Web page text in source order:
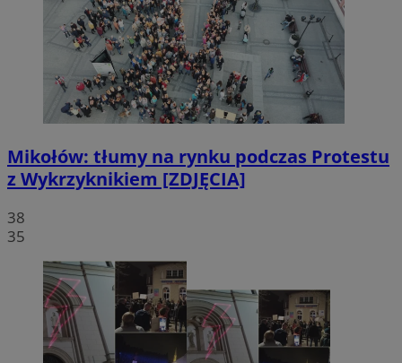
Mikołów: tłumy na rynku podczas Protestu
z Wykrzyknikiem [ZDJĘCIA]
38
35